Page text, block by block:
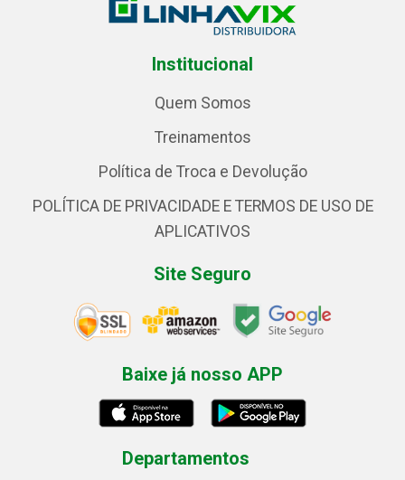
Institucional
Quem Somos
Treinamentos
Política de Troca e Devolução
POLÍTICA DE PRIVACIDADE E TERMOS DE USO DE
APLICATIVOS
Site Seguro
Baixe já nosso APP
Departamentos